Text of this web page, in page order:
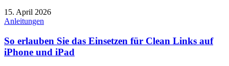
15. April 2026
Anleitungen
So erlauben Sie das Einsetzen für Clean Links auf
iPhone und iPad